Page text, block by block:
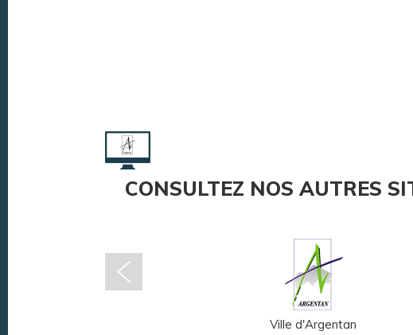
CONSULTEZ NOS AUTRES
Ville d'Argentan